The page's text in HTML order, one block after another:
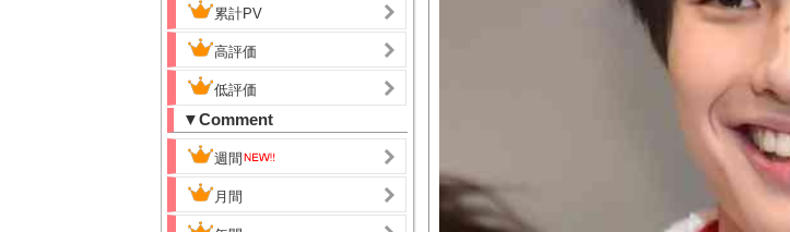
累計PV
高評価
低評価
▼Comment
週間
月間